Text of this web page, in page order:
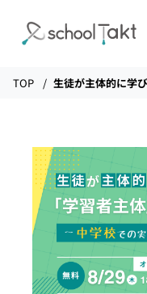
機能
タクトAI
導入事例
導入実績
TOP 生徒が主体的に学